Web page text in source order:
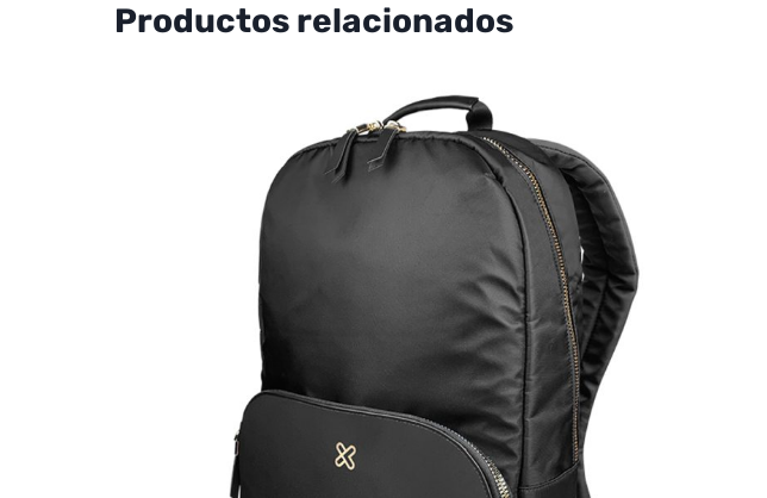
Productos relacionados